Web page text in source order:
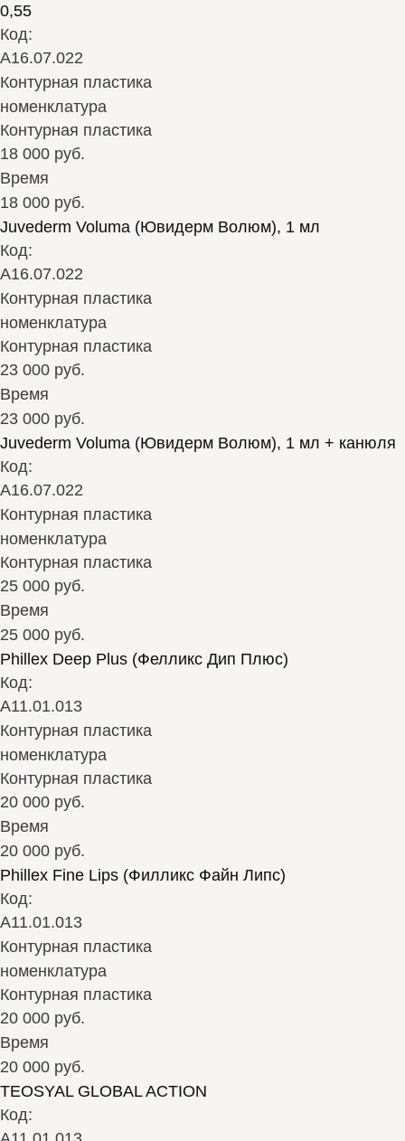
0,55
Код:
А16.07.022
Контурная пластика
номенклатура
Контурная пластика
18 000 руб.
Время
18 000 руб.
Juvederm Voluma (Ювидерм Волюм), 1 мл
Код:
А16.07.022
Контурная пластика
номенклатура
Контурная пластика
23 000 руб.
Время
23 000 руб.
Juvederm Voluma (Ювидерм Волюм), 1 мл + канюля
Код:
А16.07.022
Контурная пластика
номенклатура
Контурная пластика
25 000 руб.
Время
25 000 руб.
Phillex Deep Plus (Фелликс Дип Плюс)
Код:
А11.01.013
Контурная пластика
номенклатура
Контурная пластика
20 000 руб.
Время
20 000 руб.
Phillex Fine Lips (Филликс Файн Липс)
Код:
А11.01.013
Контурная пластика
номенклатура
Контурная пластика
20 000 руб.
Время
20 000 руб.
TEOSYAL GLOBAL ACTION
Код: